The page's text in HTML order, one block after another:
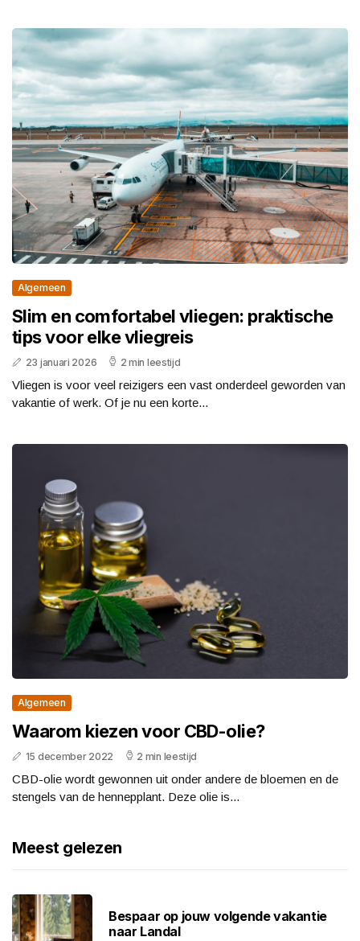
Algemeen
Slim en comfortabel vliegen: praktische
tips voor elke vliegreis
23 januari 2026 2 min leestijd
Vliegen is voor veel reizigers een vast onderdeel geworden van
vakantie of werk. Of je nu een korte...
Algemeen
Waarom kiezen voor CBD-olie?
15 december 2022 2 min leestijd
CBD-olie wordt gewonnen uit onder andere de bloemen en de
stengels van de hennepplant. Deze olie is...
Meest gelezen
Bespaar op jouw volgende vakantie
naar Landal